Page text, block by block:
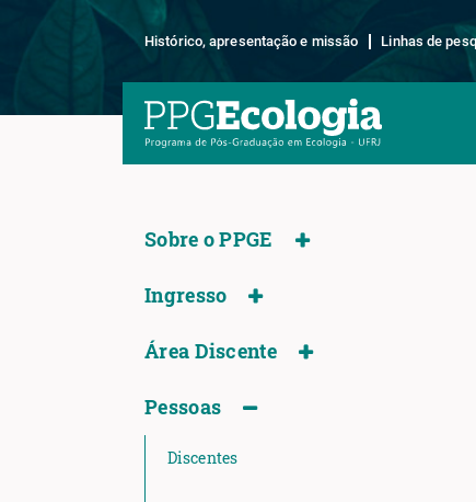
Histórico, apresentação e missão Linhas de
Sobre o PPGE
Ingresso
Área Discente
Pessoas
Discentes